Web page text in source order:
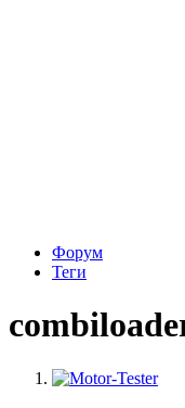
Форум
Теги